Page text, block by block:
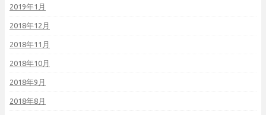
2019年1月
2018年12月
2018年11月
2018年10月
2018年9月
2018年8月